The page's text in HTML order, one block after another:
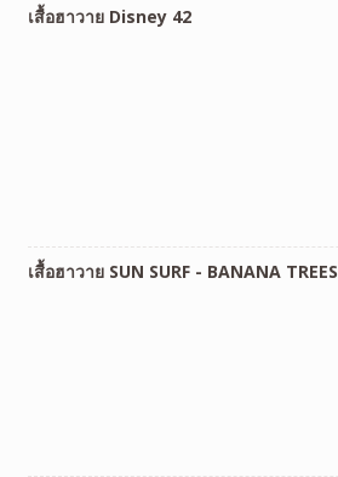
เสื้อฮาวาย Disney 42
เสื้อฮาวาย SUN SURF - BANANA TREES